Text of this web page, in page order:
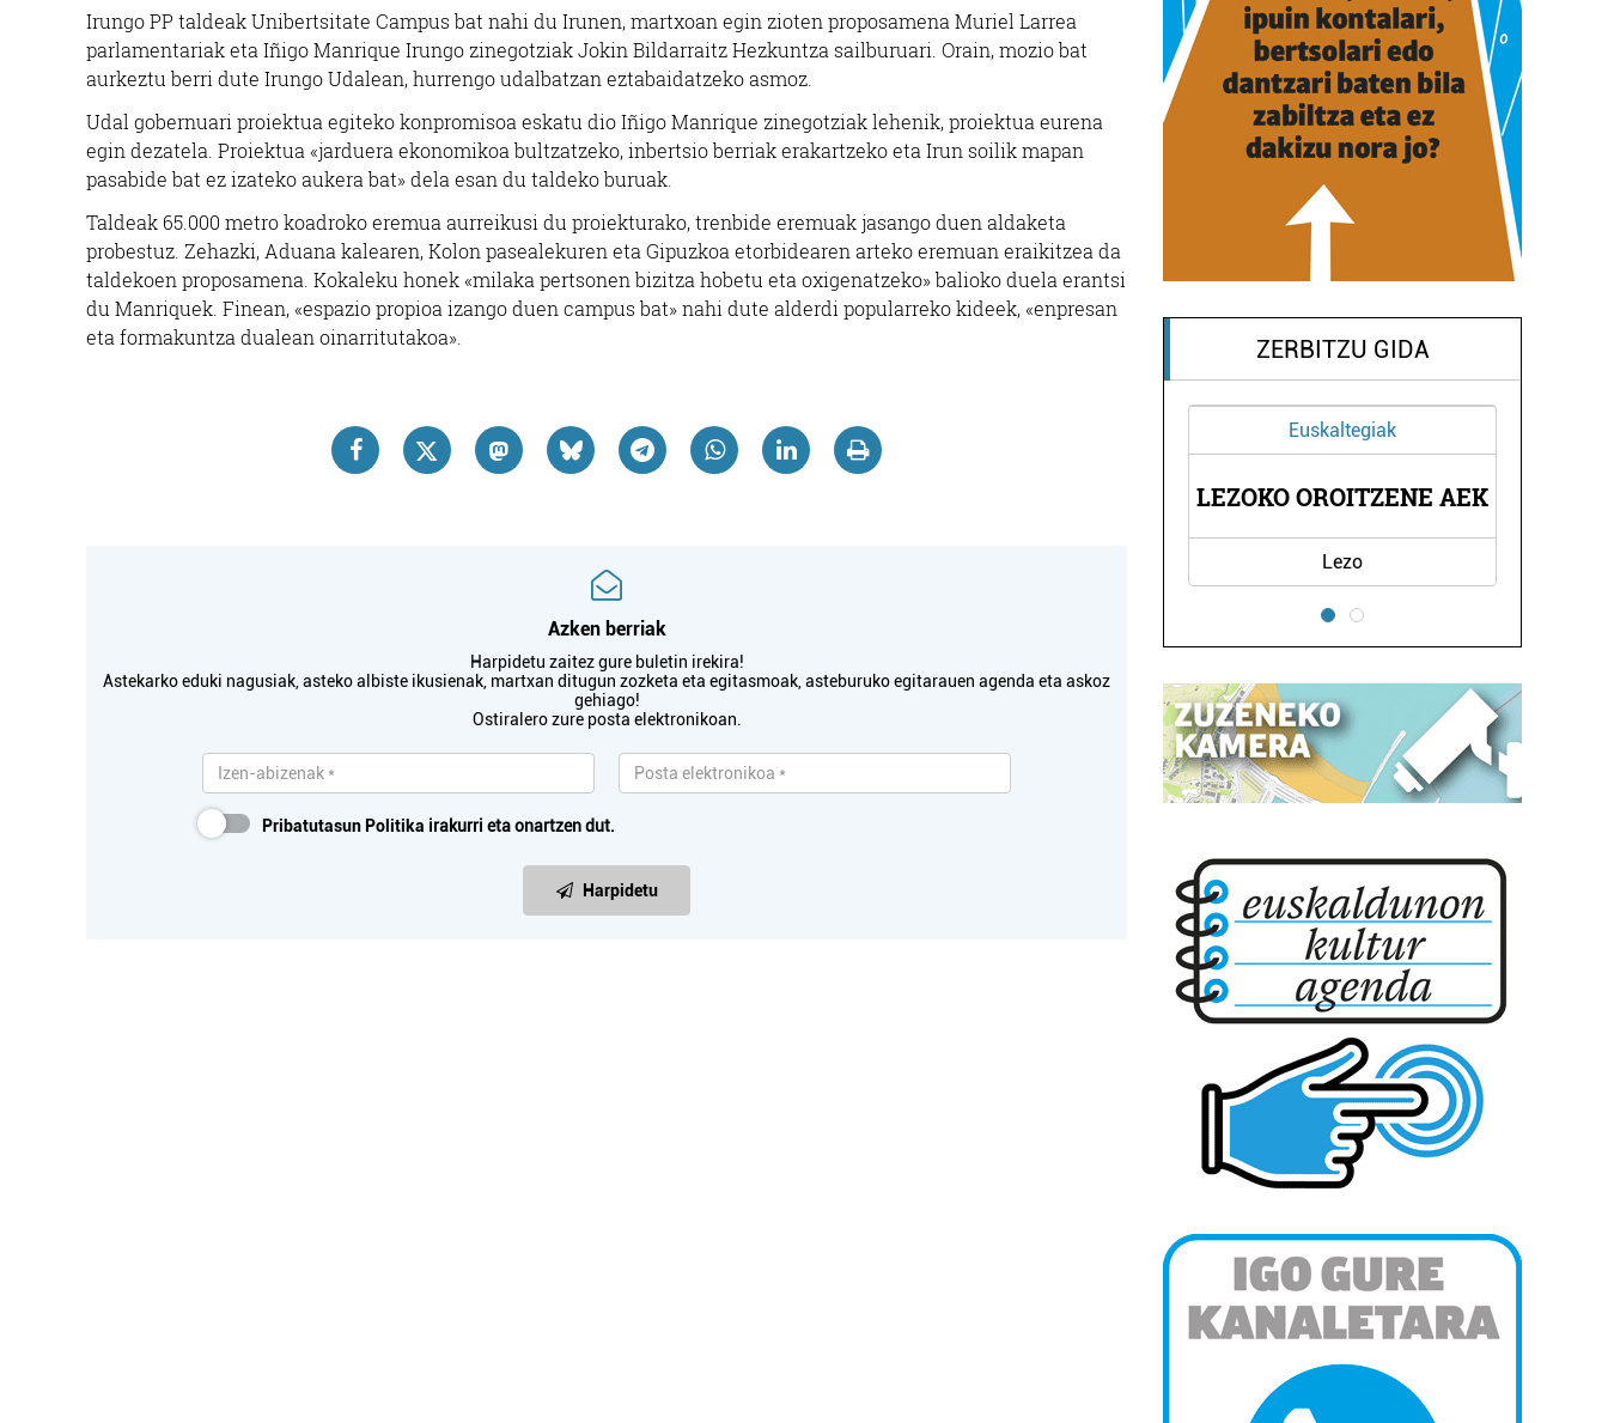
Irungo PP taldeak Unibertsitate Campus bat nahi du Irunen, martxoan egin zioten proposamena Muriel Larrea
parlamentariak eta Iñigo Manrique Irungo zinegotziak Jokin Bildarraitz Hezkuntza sailburuari. Orain, mozio bat
aurkeztu berri dute Irungo Udalean, hurrengo udalbatzan eztabaidatzeko asmoz.
Udal gobernuari proiektua egiteko konpromisoa eskatu dio Iñigo Manrique zinegotziak lehenik, proiektua eurena
egin dezatela. Proiektua «jarduera ekonomikoa bultzatzeko, inbertsio berriak erakartzeko eta Irun soilik mapan
pasabide bat ez izateko aukera bat» dela esan du taldeko buruak.
Taldeak 65.000 metro koadroko eremua aurreikusi du proiekturako, trenbide eremuak jasango duen aldaketa
probestuz. Zehazki, Aduana kalearen, Kolon pasealekuren eta Gipuzkoa etorbidearen arteko eremuan eraikitzea da
taldekoen proposamena. Kokaleku honek «milaka pertsonen bizitza hobetu eta oxigenatzeko» balioko duela erantsi
du Manriquek. Finean, «espazio propioa izango duen campus bat» nahi dute alderdi popularreko kideek, «enpresan
eta formakuntza dualean oinarritutakoa».
Azken berriak
Harpidetu zaitez gure buletin irekira!
Astekarko eduki nagusiak, asteko albiste ikusienak, martxan ditugun zozketa eta egitasmoak, asteburuko egitarauen agenda eta askoz
gehiago!
Ostiralero zure posta elektronikoan.
Pribatutasun Politika irakurri eta onartzen dut.
Harpidetu
ZERBITZU GIDA
Euskaltegiak Euskaltegiak
LEZOKO OROITZENE AEK
Lezo